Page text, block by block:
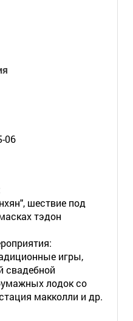
06
шествие под
тэдон
игры,
свадебной
лодок со
макколли и др.